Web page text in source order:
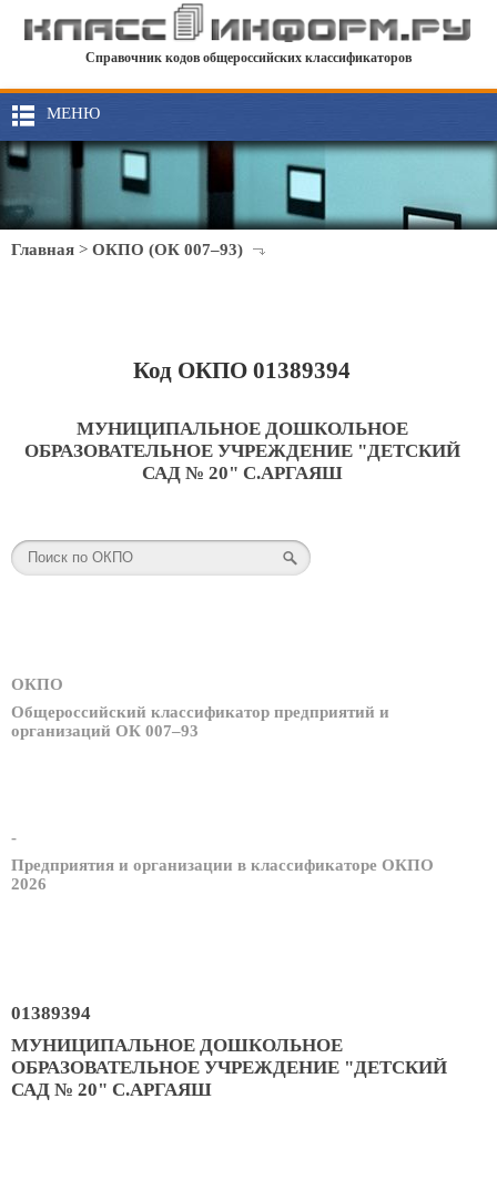
Справочник кодов общероссийских классификаторов
МЕНЮ
Главная > ОКПО (ОК 007–93)
Код ОКПО 01389394
МУНИЦИПАЛЬНОЕ ДОШКОЛЬНОЕ
ОБРАЗОВАТЕЛЬНОЕ УЧРЕЖДЕНИЕ "ДЕТСКИЙ
САД № 20" С.АРГАЯШ
ОКПО
Общероссийский классификатор предприятий и
организаций ОК 007–93
-
Предприятия и организации в классификаторе ОКПО
2026
01389394
МУНИЦИПАЛЬНОЕ ДОШКОЛЬНОЕ
ОБРАЗОВАТЕЛЬНОЕ УЧРЕЖДЕНИЕ "ДЕТСКИЙ
САД № 20" С.АРГАЯШ